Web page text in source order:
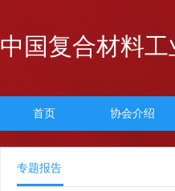
中国复合材料工
首页 协会介绍
专题报告